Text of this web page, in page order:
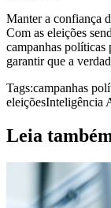
Manter a confiança
Com as eleições
campanhas políticas
garantir que a
Tags:campanhas
eleiçõesInteligência
Leia